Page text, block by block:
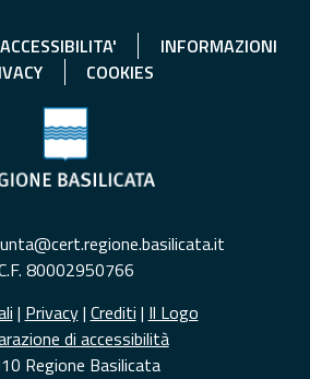
ACCESSIBILITA'
INFORMAZIONI
COOKIES
80002950766
| Privacy| Crediti | Il Logo
di accessibilità
Regione Basilicata